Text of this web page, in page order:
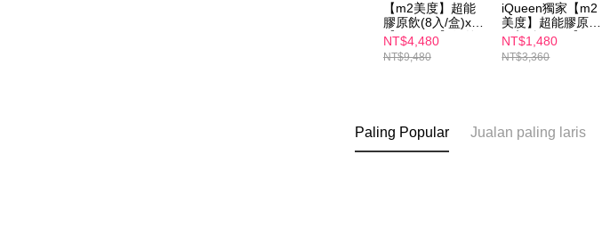
【m2美度】超能
膠原飲(8入/盒)x4+
【Dr. May】紅外
泌眼霜20mlx2
NT$4,480
NT$9,480
iQueen獨家【m2
美度】超能膠原飲
(8入/盒)x1+【Dr.
May】美博士紅膠
原色修煥膚精華
NT$1,480
NT$3,360
Paling Popular Jualan paling laris